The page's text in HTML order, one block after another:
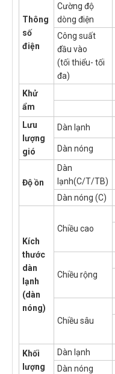
Thông
số
điện
Cường độ
dòng điện
Công suất
đầu vào
(tối thiểu- tối
đa)
Khử
ẩm
Lưu
lượng
gió
Dàn lạnh
Dàn nóng
Độ ồn
Dàn
lạnh(C/T/TB)
Dàn nóng (C)
Kích
thước
dàn
lạnh
(dàn
nóng)
Chiều cao
Chiều rộng
Chiều sâu
Khối
lượng
Dàn lạnh
Dàn nóng